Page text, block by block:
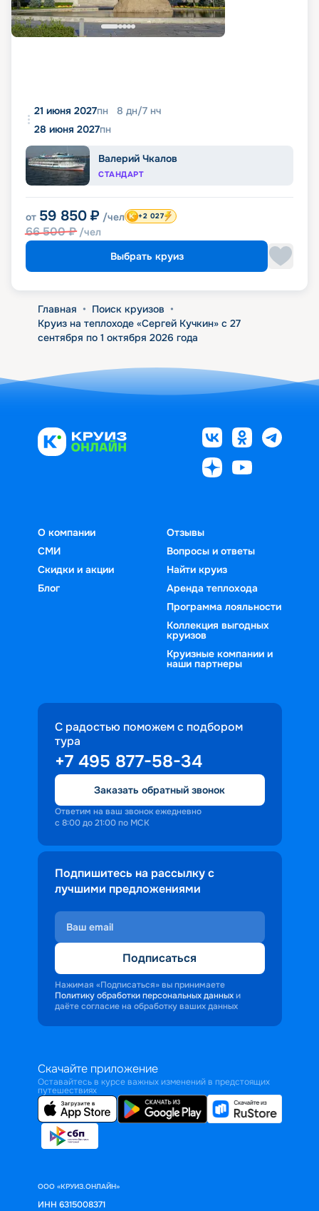
21 июня 2027пн 8 дн/7 нч
28 июня 2027пн
Валерий Чкалов
СТАНДАРТ
от 59 850 ₽ /чел
66 500₽ /чел
+2 027
Выбрать круиз
Главная • Поиск круизов •
Круиз на теплоходе «Сергей Кучкин» с 27
сентября по 1 октября 2026 года
О компании
СМИ
Скидки и акции
Блог
Отзывы
Вопросы и ответы
Найти круиз
Аренда теплохода
Программа лояльности
Коллекция выгодных
круизов
Круизные компании и
наши партнеры
С радостью поможем с подбором
тура
+7 495 877-58-34
Заказать обратный звонок
Ответим на ваш звонок ежедневно
с 8:00 до 21:00 по МСК
Подпишитесь на рассылку с
лучшими предложениями
Подписаться
Нажимая «Подписаться» вы принимаете
Политику обработки персональных данных и
даёте согласие на обработку ваших данных
Скачайте приложение
Оставайтесь в курсе важных изменений в предстоящих
путешествиях
ООО «КРУИЗ.ОНЛАЙН»
ИНН 6315008371